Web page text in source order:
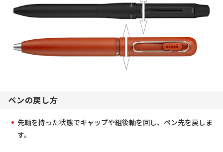
ペンの戻し方
先軸を持った状態でキャップや組後軸を回し、ペン先を戻しま
す。